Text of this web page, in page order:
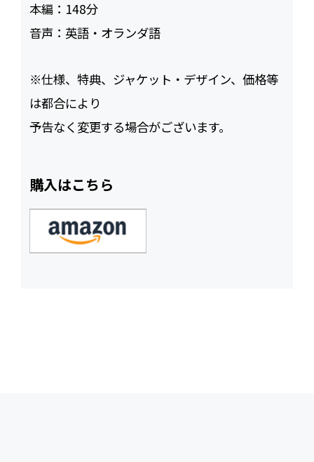
本編： 148
音声： 英語・オランダ語
※仕様、特典、ジャケット・デザイン、価格等
は都合により
予告なく変更する場合がございます。
購入はこちら